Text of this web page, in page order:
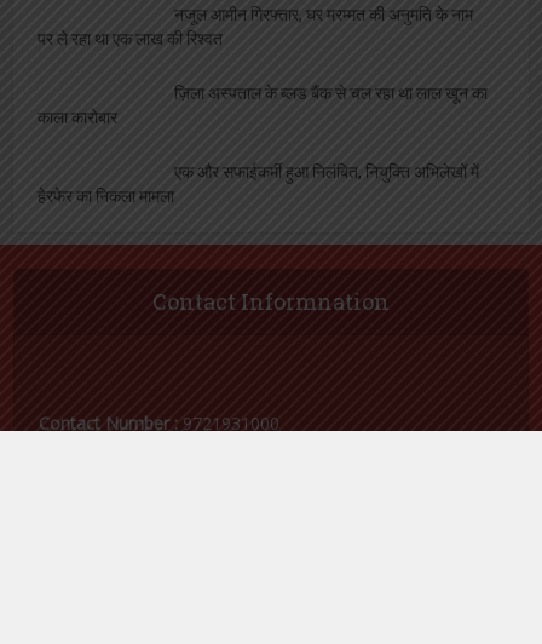
नजूल आमीन गिरफ्तार, घर मरम्मत की अनुमति के नाम
पर ले रहा था एक लाख की रिश्वत
ज़िला अस्पताल के ब्लड बैंक से चल रहा था लाल खून का
काला कारोबार
एक और सफाईकर्मी हुआ निलंबित, नियुक्ति अभिलेखों में
हेरफेर का निकला मामला
Contact Informnation
Contact Number : 9721931000